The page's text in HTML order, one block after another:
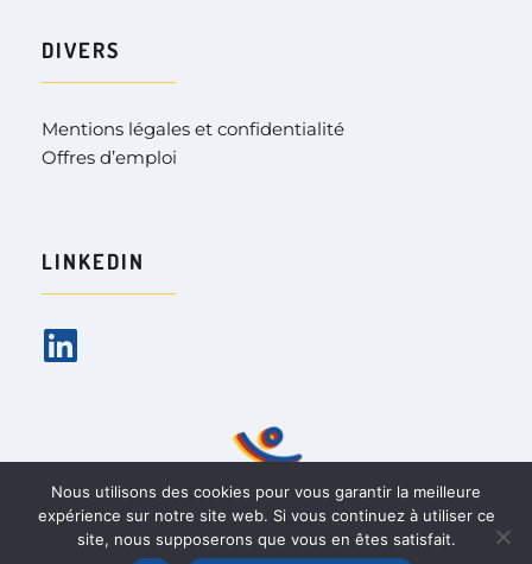
DIVERS
Mentions légales et confidentialité
Offres d’emploi
LINKEDIN
Nous utilisons des cookies pour vous garantir la meilleure
expérience sur notre site web. Si vous continuez à utiliser ce
site, nous supposerons que vous en êtes satisfait.